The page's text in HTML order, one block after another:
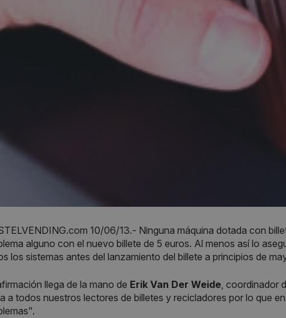
10/06/13.- Ninguna máquina dotada con
alguno con el nuevo billete de 5 euros. Al menos así lo
los sistemas antes del lanzamiento del billete a principios de
llega de la mano de Erik Van Der Weide, coordinador
a todos nuestros lectores de billetes y recicladores por lo que